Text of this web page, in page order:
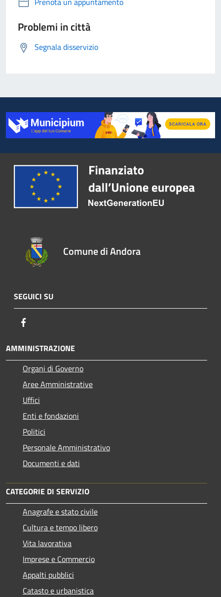
Problemi in città
Segnala disservizio
Comune di Andora
SEGUICI SU
AMMINISTRAZIONE
Organi di Governo
Aree Amministrative
Uffici
Enti e fondazioni
Politici
Personale Amministrativo
Documenti e dati
CATEGORIE DI SERVIZIO
Anagrafe e stato civile
Cultura e tempo libero
Vita lavorativa
Imprese e Commercio
Appalti pubblici
Catasto e urbanistica